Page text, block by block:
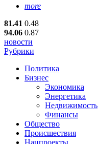
more
81.41 0.48
94.06 0.87
новости
Рубрики
Политика
Бизнес
Экономика
Энергетика
Недвижимость
Финансы
Общество
Происшествия
Нацпроекты